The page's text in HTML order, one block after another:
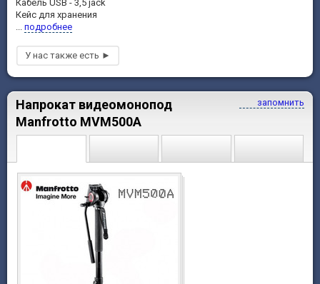
Кабель USB - 3,5 jack
Кейс для хранения
... подробнее
запомнить
Напрокат видеомонопод
Manfrotto MVM500A